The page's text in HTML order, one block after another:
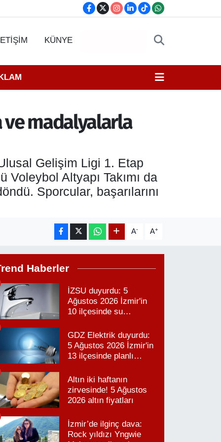
KÜNYE
ve madalyalarla
Gelişim Ligi 1. Etap
Altyapı Takımı da
Sporcular, başarılarını
A- A+
Haberler
İZSU duyurdu: 5
Ağustos 2026 İzmir'in
10 ilçesinde su
GDZ Elektrik duyurdu:
5 Ağustos 2026 İzmir'in
13 ilçesinde planlı
Altın iki haftanın
zirvesinde! 5 Ağustos
2026 altın fiyatları
İzmir’de ilginç dava:
Rock yıldızı Yngwie